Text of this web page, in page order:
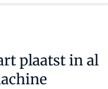
plaatst in al